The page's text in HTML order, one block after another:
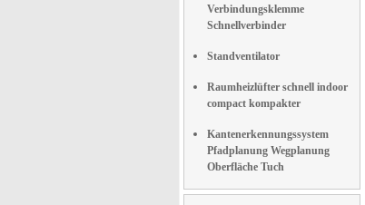
Verbindungsklemme
Schnellverbinder
Standventilator
Raumheizlüfter schnell indoor
compact kompakter
Kantenerkennungssystem
Pfadplanung Wegplanung
Oberfläche Tuch